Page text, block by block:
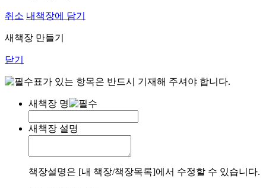
취소 내책장에 담기
새책장 만들기
닫기
표가 있는 항목은 반드시 기재해 주셔야 합니다.
새책장 명
새책장 설명
책장설명은 [내 책장/책장목록]에서 수정할 수 있습니다.